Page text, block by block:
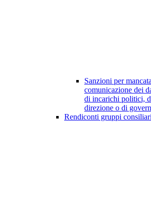
Sanzioni per
comunicazione dei
di incarichi politici,
direzione o di
Rendiconti gruppi